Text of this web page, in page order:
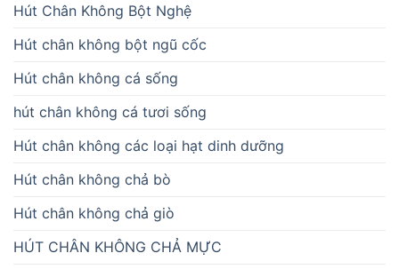
Hút Chân Không Bột Nghệ
Hút chân không bột ngũ cốc
Hút chân không cá sống
hút chân không cá tươi sống
Hút chân không các loại hạt dinh dưỡng
Hút chân không chả bò
Hút chân không chả giò
HÚT CHÂN KHÔNG CHẢ MỰC